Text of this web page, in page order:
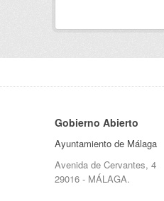
Gobierno Abierto
Ayuntamiento de Málaga
Avenida de Cervantes, 4
29016 - MÁLAGA.